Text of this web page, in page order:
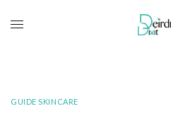
GUIDE SKINCARE